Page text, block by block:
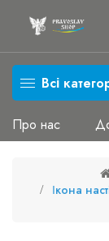
Всі
Про нас
Ікона